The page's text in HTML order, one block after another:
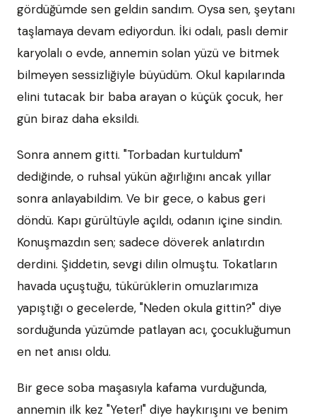
gördüğümde sen geldin sandım. Oysa sen, şeytanı
taşlamaya devam ediyordun. İki odalı, paslı demir
karyolalı o evde, annemin solan yüzü ve bitmek
bilmeyen sessizliğiyle büyüdüm. Okul kapılarında
elini tutacak bir baba arayan o küçük çocuk, her
gün biraz daha eksildi.
Sonra annem gitti. "Torbadan kurtuldum"
dediğinde, o ruhsal yükün ağırlığını ancak yıllar
sonra anlayabildim. Ve bir gece, o kabus geri
döndü. Kapı gürültüyle açıldı, odanın içine sindin.
Konuşmazdın sen; sadece döverek anlatırdın
derdini. Şiddetin, sevgi dilin olmuştu. Tokatların
havada uçuştuğu, tükürüklerin omuzlarımıza
yapıştığı o gecelerde, "Neden okula gittin?" diye
sorduğunda yüzümde patlayan acı, çocukluğumun
en net anısı oldu.
Bir gece soba maşasıyla kafama vurduğunda,
annemin ilk kez "Yeter!" diye haykırışını ve benim